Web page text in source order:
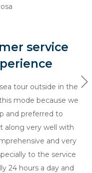
service
tour outside in the
mode because we
and preferred to
along very well with
and very
to the service
24 hours a day and